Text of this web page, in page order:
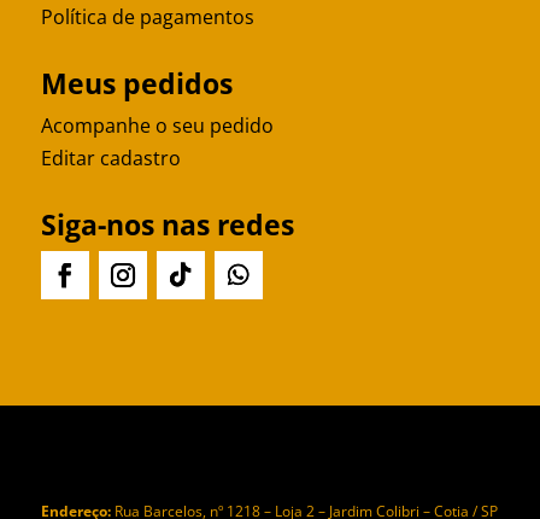
Política de pagamentos
Meus pedidos
Acompanhe o seu pedido
Editar cadastro
Siga-nos nas redes
Endereço: Rua Barcelos, nº 1218 – Loja 2 – Jardim Colibri – Cotia / SP